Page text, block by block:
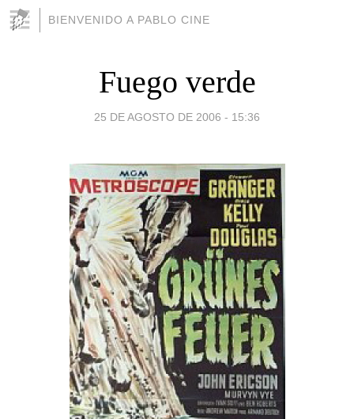
BIENVENIDO A PABLO CINE
Fuego verde
25 DE AGOSTO DE 2006 - 15:36